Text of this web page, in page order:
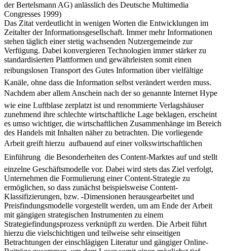
der Bertelsmann AG) anlässlich des Deutsche Multimedia
Congresses 1999)
Das Zitat verdeutlicht in wenigen Worten die Entwicklungen im
Zeitalter der Informationsgesellschaft. Immer mehr Informationen
stehen täglich einer stetig wachsenden Nutzergemeinde zur
Verfügung. Dabei konvergieren Technologien immer stärker zu
standardisierten Plattformen und gewährleisten somit einen
reibungslosen Transport des Gutes Information über vielfältige
Kanäle, ohne dass die Information selbst verändert werden muss.
Nachdem aber allem Anschein nach der so genannte Internet Hype
wie eine Luftblase zerplatzt ist und renommierte Verlagshäuser
zunehmend ihre schlechte wirtschaftliche Lage beklagen, erscheint
es umso wichtiger, die wirtschaftlichen Zusammenhänge im Bereich
des Handels mit Inhalten näher zu betrachten. Die vorliegende
Arbeit greift hierzu  aufbauend auf einer volkswirtschaftlichen
Einführung  die Besonderheiten des Content-Marktes auf und stellt
einzelne Geschäftsmodelle vor. Dabei wird stets das Ziel verfolgt,
Unternehmen die Formulierung einer Content-Strategie zu
ermöglichen, so dass zunächst beispielsweise Content-
Klassifizierungen, bzw. -Dimensionen herausgearbeitet und
Preisfindungsmodelle vorgestellt werden, um am Ende der Arbeit
mit gängigen strategischen Instrumenten zu einem
Strategiefindungsprozess verknüpft zu werden. Die Arbeit führt
hierzu die vielschichtigen und teilweise sehr einseitigen
Betrachtungen der einschlägigen Literatur und gängiger Online-